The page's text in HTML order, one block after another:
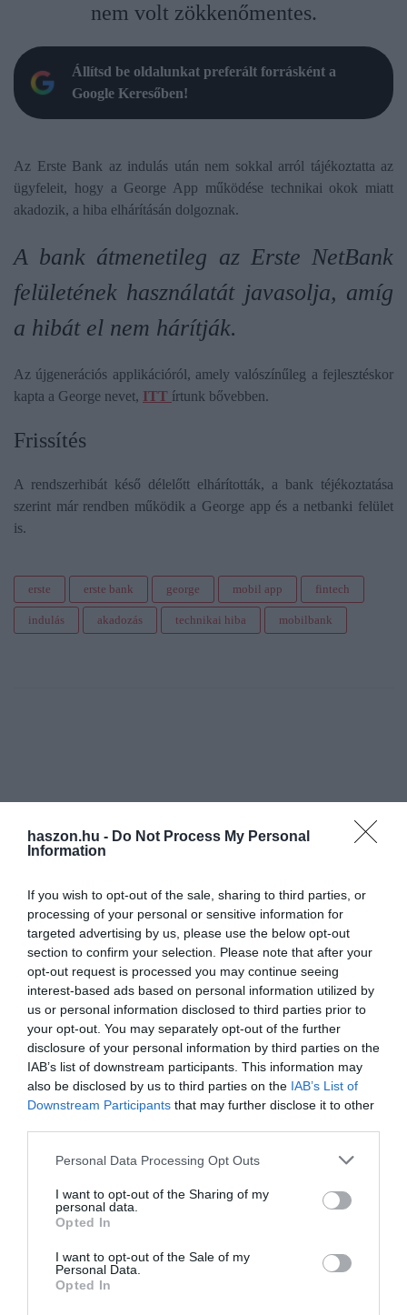
haszon.hu - Do Not Process My Personal
Information
If you wish to opt-out of the sale, sharing to third parties, or
processing of your personal or sensitive information for
targeted advertising by us, please use the below opt-out
section to confirm your selection. Please note that after your
opt-out request is processed you may continue seeing
interest-based ads based on personal information utilized by
us or personal information disclosed to third parties prior to
your opt-out. You may separately opt-out of the further
disclosure of your personal information by third parties on the
IAB’s list of downstream participants. This information may
also be disclosed by us to third parties on the IAB’s List of
Downstream Participants that may further disclose it to other
Please note that this website/app uses one or more Google
not limited to your visit or usage behaviour. You may click to
grant or deny consent to Google and its third-party tags to
use your data for below specified purposes in below Google
consent section.
Personal Data Processing Opt Outs
I want to opt-out of the Sharing of my
personal data.
Opted In
I want to opt-out of the Sale of my
Personal Data.
Opted In
nem volt zökkenőmentes.
Állítsd be oldalunkat preferált forrásként a
Google Keresőben!
Az Erste Bank az indulás után nem sokkal arról tájékoztatta az
ügyfeleit, hogy a George App működése technikai okok miatt
akadozik, a hiba elhárításán dolgoznak.
A bank átmenetileg az Erste NetBank
felületének használatát javasolja, amíg
a hibát el nem hárítják.
Az újgenerációs applikációról, amely valószínűleg a fejlesztéskor
kapta a George nevet, ITT írtunk bővebben.
Frissítés
A rendszerhibát késő délelőtt elhárították, a bank téjékoztatása
szerint már rendben működik a George app és a netbanki felület
is.
erste erste bank george mobil app fintech
indulás akadozás technikai hiba mobilbank
FORINT
Ma vennél eurót a pénzváltóknál a nyaralásra? Így
számolj